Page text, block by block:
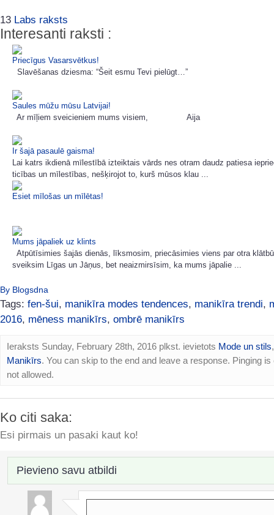
13 Labs raksts
Interesanti raksti :
Priecīgus Vasarsvētkus!
Slavēšanas dziesma: “Šeit esmu Tevi pielūgt…”
Saules mūžu mūsu Latvijai!
Ar mīļiem sveicieniem mums visiem, Aija
Ir šajā pasaulē gaisma!
Lai katrs ikdienā mīlestībā izteiktais vārds nes otram daudz patiesa
ticības un mīlestības, nešķirojot to, kurš mūsos klau ...
Esiet mīlošas un mīlētas!
Mums jāpaliek uz klints
Atpūtīsimies šajās dienās, līksmosim, priecāsimies viens par otra
sveiksim Līgas un Jāņus, bet neaizmirsīsim, ka mums jāpalie ...
By Blogsdna
Tags: fen-šui, manikīra modes tendences, manikīra trendi,
2016, mēness manikīrs, ombrē manikīrs
Ieraksts Sunday, February 28th, 2016 plkst. ievietots Mode un stils,
Manikīrs. You can skip to the end and leave a response. Pinging is
not allowed.
Ko citi saka:
Esi pirmais un pasaki kaut ko!
Pievieno savu atbildi